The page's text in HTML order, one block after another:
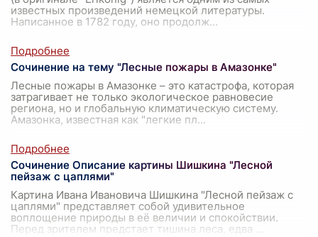
известных произведений немецкой литературы.
Написанное в 1782 году, оно продолж...
Сочинение на тему "Лесные пожары в Амазонке"
Лесные пожары в Амазонке – это катастрофа, которая
затрагивает не только экологическое равновесие
региона, но и глобальную климатическую систему.
Амазонка, известная как "легкие пл...
Сочинение Описание картины Шишкина "Лесной
пейзаж с цаплями"
Картина Ивана Ивановича Шишкина "Лесной пейзаж с
цаплями" представляет собой удивительное
воплощение природы в её величии и спокойствии.
Перед зрителем предстает тишина леса, едва